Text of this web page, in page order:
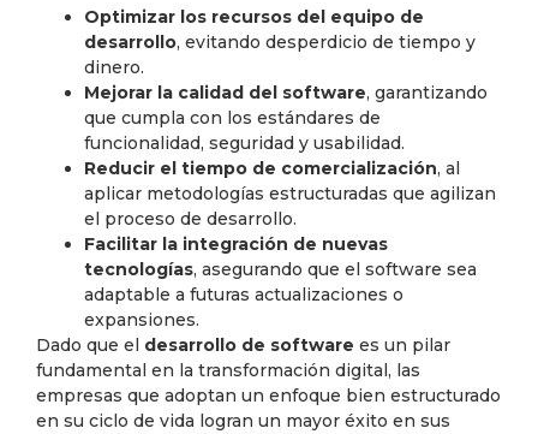
Optimizar los recursos del equipo de
desarrollo, evitando desperdicio de tiempo y
dinero.
Mejorar la calidad del software, garantizando
que cumpla con los estándares de
funcionalidad, seguridad y usabilidad.
Reducir el tiempo de comercialización, al
aplicar metodologías estructuradas que agilizan
el proceso de desarrollo.
Facilitar la integración de nuevas
tecnologías, asegurando que el software sea
adaptable a futuras actualizaciones o
expansiones.
Dado que el desarrollo de software es un pilar
fundamental en la transformación digital, las
empresas que adoptan un enfoque bien estructurado
en su ciclo de vida logran un mayor éxito en sus